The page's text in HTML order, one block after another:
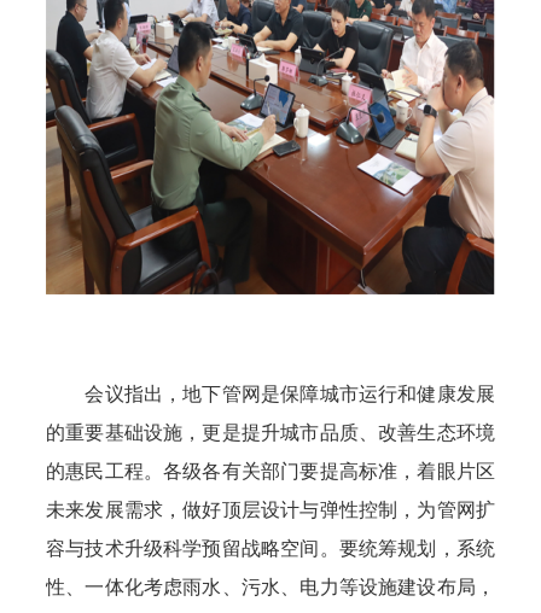
会议指出，地下管网是保障城市运行和健康发展
的重要基础设施，更是提升城市品质、改善生态环境
的惠民工程。各级各有关部门要提高标准，着眼片区
未来发展需求，做好顶层设计与弹性控制，为管网扩
容与技术升级科学预留战略空间。要统筹规划，系统
性、一体化考虑雨水、污水、电力等设施建设布局，